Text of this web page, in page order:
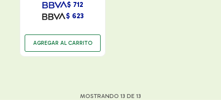
$ 623
$ 712
MOSTRANDO 13 DE 13